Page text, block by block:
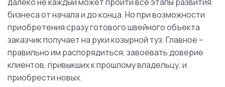
бизнеса от начала и до конца. Но при возможности
приобретения сразу готового швейного объекта
заказчик получает на руки козырной туз. Главное –
правильно им распорядиться, завоевать доверие
клиентов, привыкших к прошлому владельцу, и
приобрести новых.